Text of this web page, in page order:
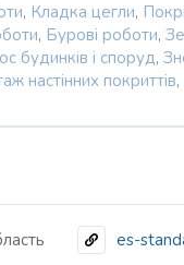
, Кладка цегли,
, Бурові роботи,
будинків і споруд,
настінних покриттів,
es-